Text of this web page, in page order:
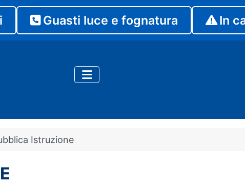
Guasti luce e fognatura In
Istruzione